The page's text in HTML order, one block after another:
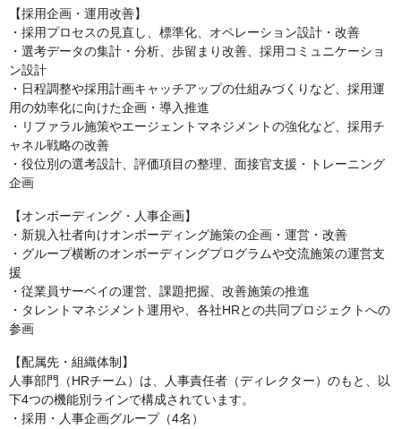
【採用企画・運用改善】
・採用プロセスの見直し、標準化、オペレーション設計・改善
・選考データの集計・分析、歩留まり改善、採用コミュニケーショ
ン設計
・日程調整や採用計画キャッチアップの仕組みづくりなど、採用運
用の効率化に向けた企画・導入推進
・リファラル施策やエージェントマネジメントの強化など、採用チ
ャネル戦略の改善
・役位別の選考設計、評価項目の整理、面接官支援・トレーニング
企画
【オンボーディング・人事企画】
・新規入社者向けオンボーディング施策の企画・運営・改善
・グループ横断のオンボーディングプログラムや交流施策の運営支
援
・従業員サーベイの運営、課題把握、改善施策の推進
・タレントマネジメント運用や、各社HRとの共同プロジェクトへの
参画
【配属先・組織体制】
人事部門（HRチーム）は、人事責任者（ディレクター）のもと、以
下4つの機能別ラインで構成されています。
・採用・人事企画グループ（4名）